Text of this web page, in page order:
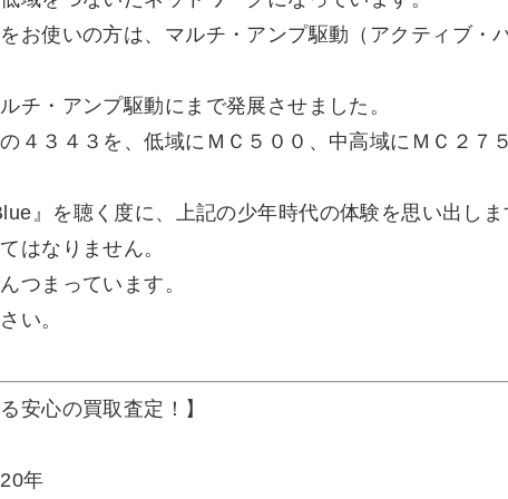
お使いの方は、マルチ・アンプ駆動（アクティブ・
チ・アンプ駆動にまで発展させました。
４３４３を、低域にＭＣ５００、中高域にＭＣ２７
』を聴く度に、上記の少年時代の体験を思い出しま
はなりません。
つまっています。
い。
安心の買取査定！】
年